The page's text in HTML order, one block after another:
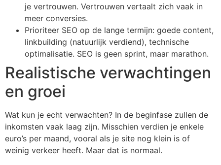
je vertrouwen. Vertrouwen vertaalt zich vaak in
meer conversies.
Prioriteer SEO op de lange termijn: goede content,
linkbuilding (natuurlijk verdiend), technische
optimalisatie. SEO is geen sprint, maar marathon.
Realistische verwachtingen
en groei
Wat kun je echt verwachten? In de beginfase zullen de
inkomsten vaak laag zijn. Misschien verdien je enkele
euro’s per maand, vooral als je site nog klein is of
weinig verkeer heeft. Maar dat is normaal.